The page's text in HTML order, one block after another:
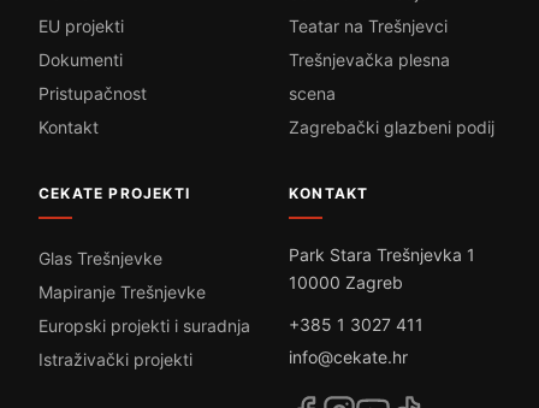
EU projekti
Dokumenti
Pristupačnost
Kontakt
Teatar na Trešnjevci
Trešnjevačka plesna
scena
Zagrebački glazbeni podij
CEKATE PROJEKTI
Glas Trešnjevke
Mapiranje Trešnjevke
Europski projekti i suradnja
Istraživački projekti
KONTAKT
Park Stara Trešnjevka 1
10000 Zagreb
+385 1 3027 411
info@cekate.hr